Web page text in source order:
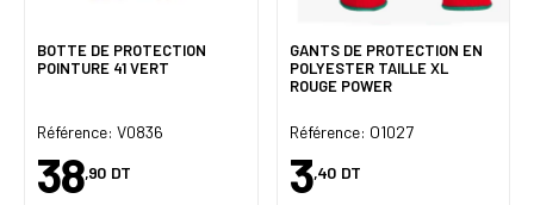
BOTTE DE PROTECTION
POINTURE 41 VERT
Référence: V0836
38,90 DT
GANTS DE PROTECTION EN
POLYESTER TAILLE XL
ROUGE POWER
Référence: O1027
3,40 DT